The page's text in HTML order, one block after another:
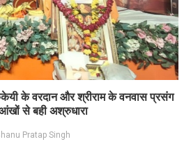
के वरदान और श्रीराम के वनवास प्रसंग
से बही अश्रुधारा
Pratap Singh